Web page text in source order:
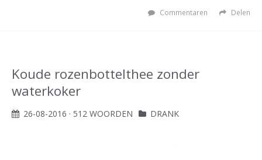
Delen
Commentaren
Koude rozenbottelthee zonder
waterkoker
26-08-2016 · 512 WOORDEN DRANK